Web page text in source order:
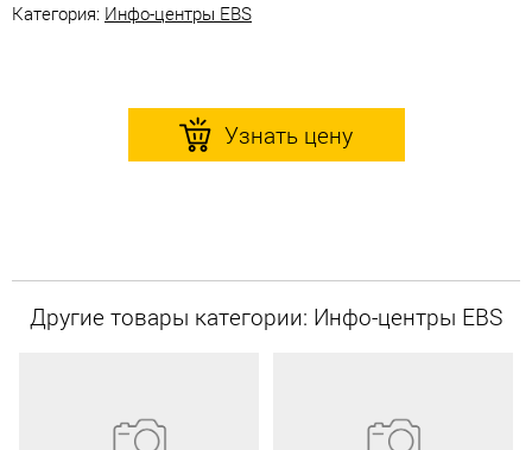
Категория: Инфо-центры EBS
Узнать цену
Другие товары категории: Инфо-центры EBS